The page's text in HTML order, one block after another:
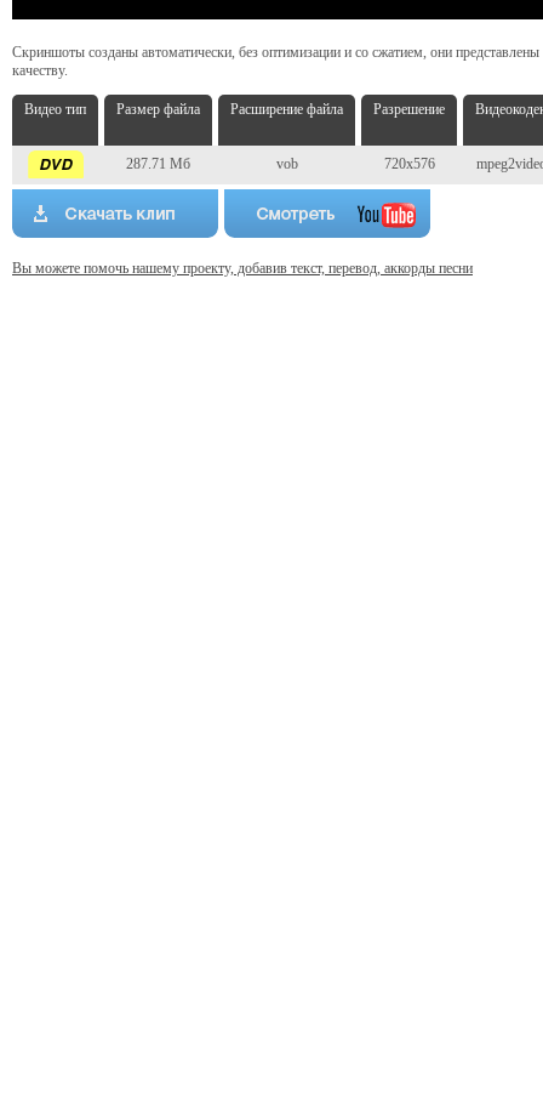
Скриншоты созданы автоматически, без оптимизации и со сжатием, они
качеству.
Видео тип Размер файла Расширение файла Разрешение
287.71 Мб vob 720x576
Вы можете помочь нашему проекту, добавив текст, перевод, аккорды песни